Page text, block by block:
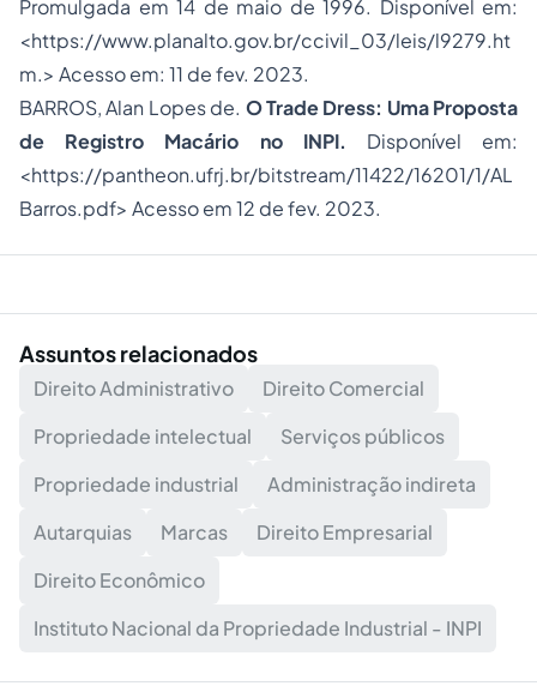
Promulgada em 14 de maio de 1996. Disponível em:
<https://www.planalto.gov.br/ccivil_03/leis/l9279.ht
m.> Acesso em: 11 de fev. 2023.
BARROS, Alan Lopes de. O Trade Dress: Uma Proposta
de Registro Macário no INPI. Disponível em:
<https://pantheon.ufrj.br/bitstream/11422/16201/1/AL
Barros.pdf> Acesso em 12 de fev. 2023.
Assuntos relacionados
Direito Administrativo
Direito Comercial
Propriedade intelectual
Serviços públicos
Propriedade industrial
Administração indireta
Autarquias
Marcas
Direito Empresarial
Direito Econômico
Instituto Nacional da Propriedade Industrial - INPI